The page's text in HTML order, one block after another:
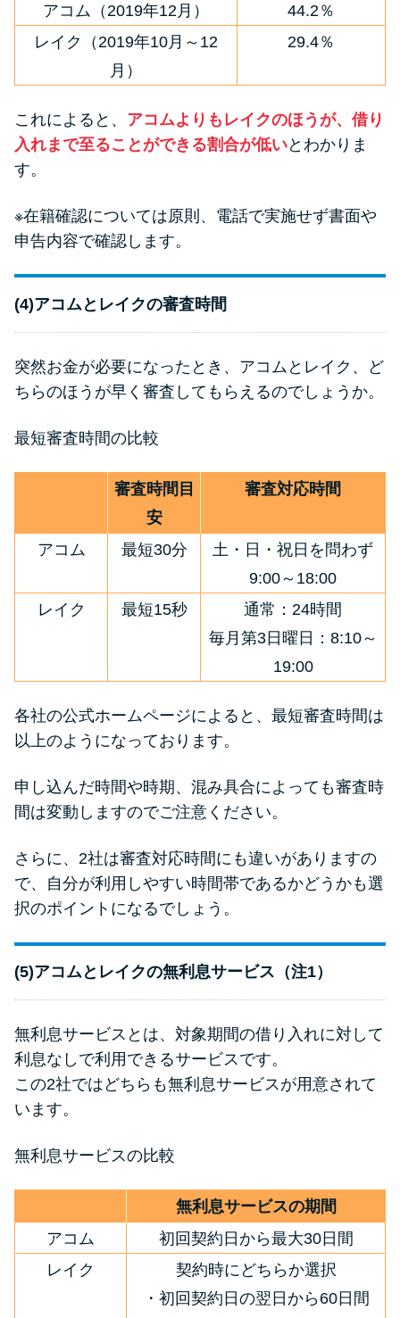
アコム（2019年12月）
44.2％
レイク（2019年10月～12
月）
29.4％
これによると、 アコムよりもレイクのほうが、借り
入れまで至ることができる割合が低いとわかりま
す。
※在籍確認については原則、電話で実施せず書面や
申告内容で確認します。
(4)アコムとレイクの審査時間
突然お金が必要になったとき、アコムとレイク、ど
ちらのほうが早く審査してもらえるのでしょうか。
最短審査時間の比較
審査時間目
安
審査対応時間
アコム 最短30分
土・日・祝日を問わず
9:00～18:00
レイク
最短15秒
通常：24時間
毎月第3日曜日：8:10～
19:00
各社の公式ホームページによると、最短審査時間は
以上のようになっております。
申し込んだ時間や時期、混み具合によっても審査時
間は変動しますのでご注意ください。
さらに、2社は審査対応時間にも違いがありますの
で、自分が利用しやすい時間帯であるかどうかも選
択のポイントになるでしょう。
(5)アコムとレイクの無利息サービス（注1）
無利息サービスとは、対象期間の借り入れに対して
利息なしで利用できるサービスです。
この2社ではどちらも無利息サービスが用意されて
います。
無利息サービスの比較
無利息サービスの期間
アコム
初回契約日から最大30日間
レイク
契約時にどちらか選択
・初回契約日の翌日から60日間